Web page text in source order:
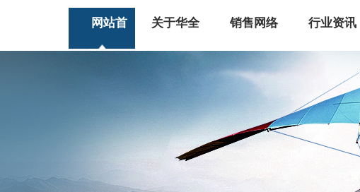
网站首
页
关于华全 销售网络 行业资讯